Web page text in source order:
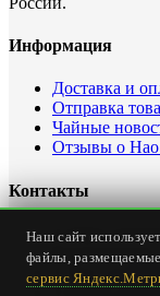
Информация
Доставка и
Отправка
Чайные
Отзывы о
Контакты
Офис
Карантинная,
Тел.+7
Email:
Наш сайт
файлы, размещаемые
сервис